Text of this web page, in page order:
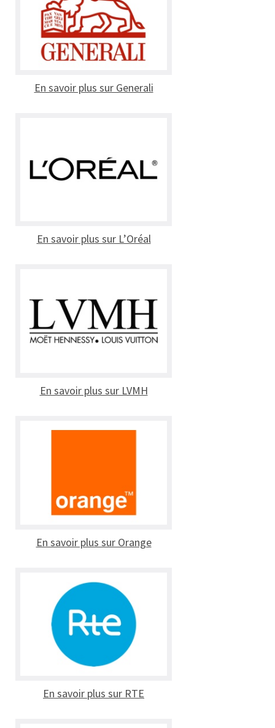
En savoir plus sur Generali
En savoir plus sur L’Oréal
En savoir plus sur LVMH
En savoir plus sur Orange
En savoir plus sur RTE